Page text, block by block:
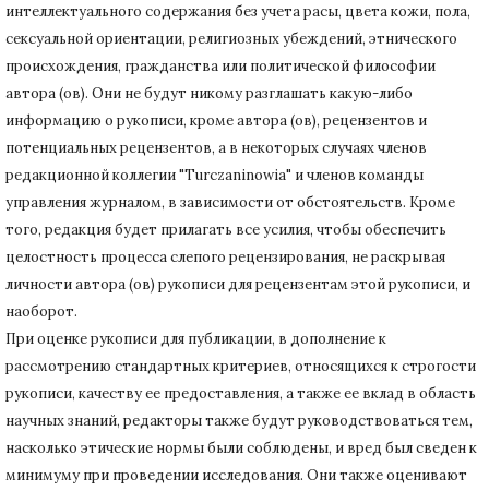
интеллектуального содержания без учета расы, цвета кожи, пола,
сексуальной ориентации, религиозных убеждений, этнического
происхождения, гражданства или политической философии
автора (ов). Они не будут никому разглашать какую-либо
информацию о рукописи, кроме автора (ов), рецензентов и
потенциальных рецензентов, а в некоторых случаях членов
редакционной коллегии "Turczaninowia" и членов команды
управления журналом, в зависимости от обстоятельств. Кроме
того, редакция будет прилагать все усилия, чтобы обеспечить
целостность процесса слепого рецензирования, не раскрывая
личности автора (ов) рукописи для рецензентам этой рукописи, и
наоборот.
При оценке рукописи для публикации, в дополнение к
рассмотрению стандартных критериев, относящихся к строгости
рукописи, качеству ее предоставления, а также ее вклад в область
научных знаний, редакторы также будут руководствоваться тем,
насколько этические нормы были соблюдены, и вред был сведен к
минимуму при проведении исследования. Они также оценивают